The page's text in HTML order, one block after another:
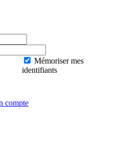
Mémoriser mes
identifiants
compte